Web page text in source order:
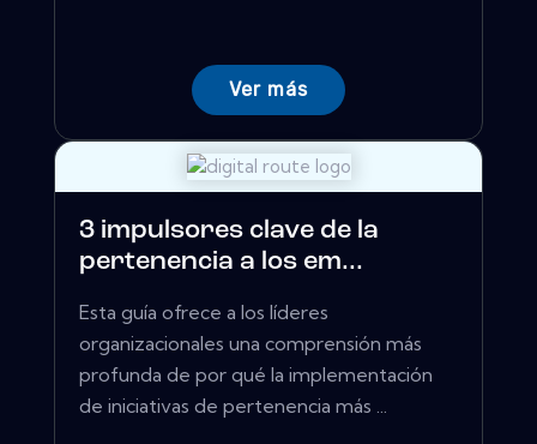
Ver más
3 impulsores clave de la
pertenencia a los em...
Esta guía ofrece a los líderes
organizacionales una comprensión más
profunda de por qué la implementación
de iniciativas de pertenencia más ...